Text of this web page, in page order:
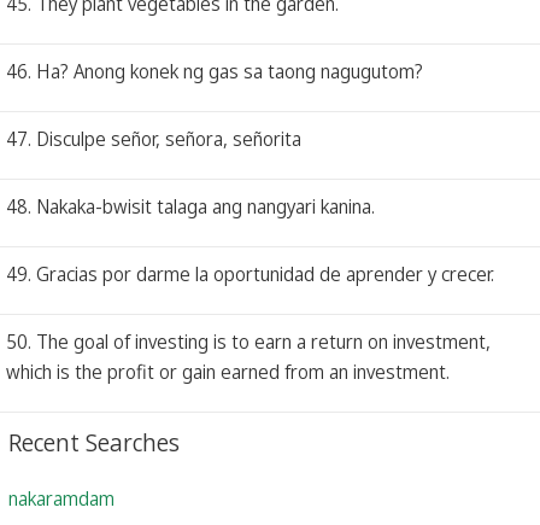
46. Ha? Anong konek ng gas sa taong nagugutom?
47. Disculpe señor, señora, señorita
48. Nakaka-bwisit talaga ang nangyari kanina.
49. Gracias por darme la oportunidad de aprender y crecer.
50. The goal of investing is to earn a return on investment,
which is the profit or gain earned from an investment.
Recent Searches
nakaramdam